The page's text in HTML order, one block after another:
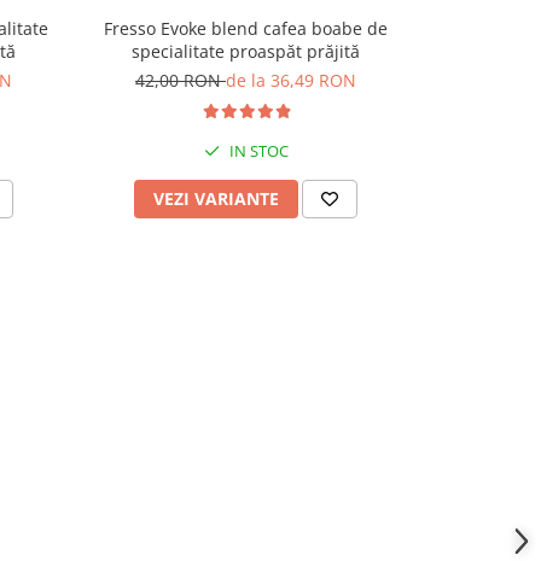
Fresso Evoke blend cafea boabe de
specialitate proaspăt prăjită
42,00 RONde la 36,49 RON
IN STOC
VEZI VARIANTE